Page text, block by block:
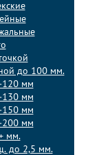
до 100 мм.
120 мм
130 мм
150 мм
200 мм
мм.
до 2,5 мм.